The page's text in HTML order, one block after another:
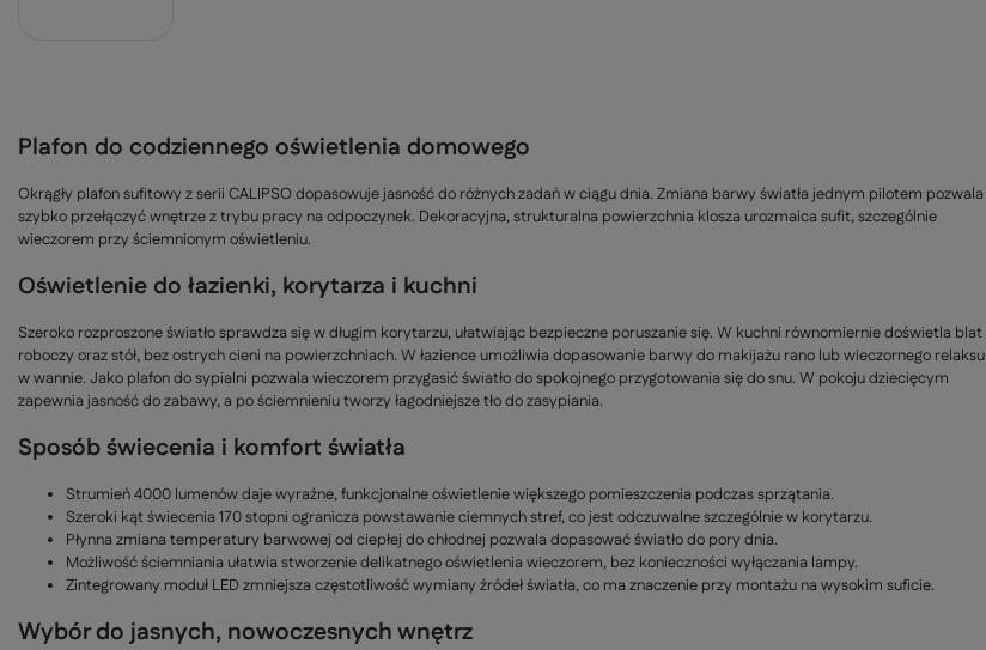
Plafon do codziennego oświetlenia domowego
Okrągły plafon sufitowy z serii CALIPSO dopasowuje jasność do różnych zadań w ciągu dnia. Zmiana barwy światła jednym pilotem pozwala
szybko przełączyć wnętrze z trybu pracy na odpoczynek. Dekoracyjna, strukturalna powierzchnia klosza urozmaica sufit, szczególnie
wieczorem przy ściemnionym oświetleniu.
Oświetlenie do łazienki, korytarza i kuchni
Szeroko rozproszone światło sprawdza się w długim korytarzu, ułatwiając bezpieczne poruszanie się. W kuchni równomiernie doświetla blat
roboczy oraz stół, bez ostrych cieni na powierzchniach. W łazience umożliwia dopasowanie barwy do makijażu rano lub wieczornego relaksu
w wannie. Jako plafon do sypialni pozwala wieczorem przygasić światło do spokojnego przygotowania się do snu. W pokoju dziecięcym
zapewnia jasność do zabawy, a po ściemnieniu tworzy łagodniejsze tło do zasypiania.
Sposób świecenia i komfort światła
Strumień 4000 lumenów daje wyraźne, funkcjonalne oświetlenie większego pomieszczenia podczas sprzątania.
Szeroki kąt świecenia 170 stopni ogranicza powstawanie ciemnych stref, co jest odczuwalne szczególnie w korytarzu.
Płynna zmiana temperatury barwowej od ciepłej do chłodnej pozwala dopasować światło do pory dnia.
Możliwość ściemniania ułatwia stworzenie delikatnego oświetlenia wieczorem, bez konieczności wyłączania lampy.
Zintegrowany moduł LED zmniejsza częstotliwość wymiany źródeł światła, co ma znaczenie przy montażu na wysokim suficie.
Wybór do jasnych, nowoczesnych wnętrz